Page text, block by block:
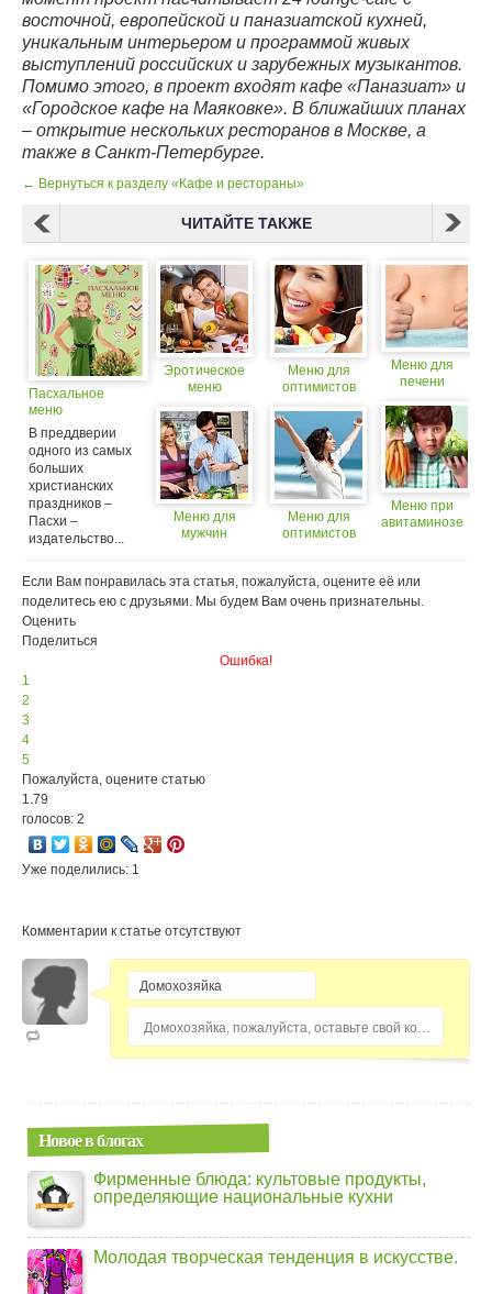
восточной, европейской и паназиатской кухней,
уникальным интерьером и программой живых
выступлений российских и зарубежных музыкантов.
Помимо этого, в проект входят кафе «Паназиат» и
«Городское кафе на Маяковке». В ближайших планах
– открытие нескольких ресторанов в Москве, а
также в Санкт-Петербурге.
← Вернуться к разделу «Кафе и рестораны»
ЧИТАЙТЕ ТАКЖЕ
Пасхальное
меню
В преддверии
одного из самых
больших
христианских
праздников –
Пасхи –
издательство...
Эротическое
меню
Меню для
мужчин
Меню для
оптимистов
Меню для
оптимистов
Меню для
печени
Меню при
авитаминозе
Если Вам понравилась эта статья, пожалуйста, оцените её или
поделитесь ею с друзьями. Мы будем Вам очень признательны.
Оценить
Поделиться
Ошибка!
1
2
3
4
5
Пожалуйста, оцените статью
1.79
голосов: 2
Уже поделились: 1
Комментарии к статье отсутствуют
Домохозяйка, пожалуйста, оставьте свой комментарий...
Новое в блогах
Фирменные блюда: культовые продукты,
определяющие национальные кухни
Молодая творческая тенденция в искусстве.